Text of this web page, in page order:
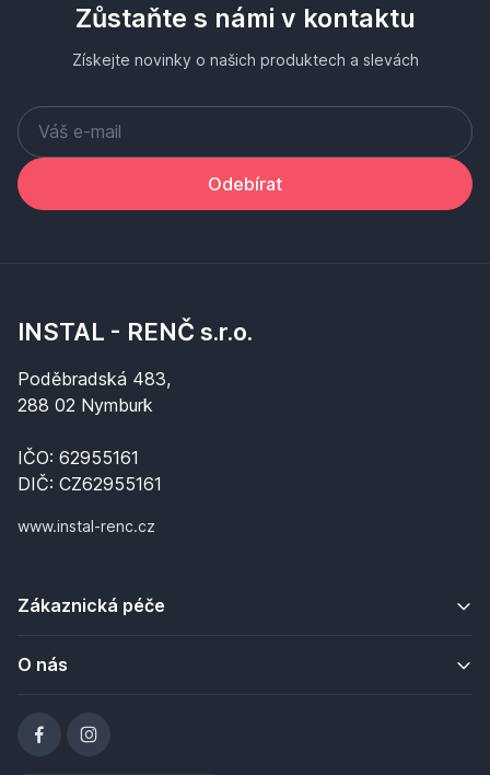
Zůstaňte s námi v kontaktu
Získejte novinky o našich produktech a slevách
Odebírat
INSTAL - RENČ s.r.o.
Poděbradská 483,
288 02 Nymburk
IČO: 62955161
DIČ: CZ62955161
www.instal-renc.cz
Zákaznická péče
O nás